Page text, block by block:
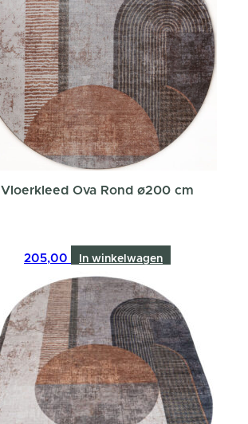
Vloerkleed Ova Rond ø200 cm
205,00 In winkelwagen